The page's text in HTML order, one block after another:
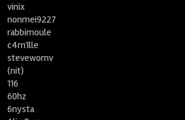
vinix
nonmei9227
rabbimoule
c4m1lle
stevewornv
(nit)
116
60hz
6nysta